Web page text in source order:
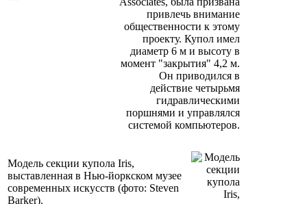
привлечь внимание
общественности к этому
проекту. Купол имел
диаметр 6 м и высоту в
момент "закрытия" 4,2 м.
Он приводился в
действие четырьмя
гидравлическими
поршнями и управлялся
системой компьютеров.
Модель секции купола Iris,
выставленная в Нью-йоркском музее
современных искусств (фото: Steven
Barker).